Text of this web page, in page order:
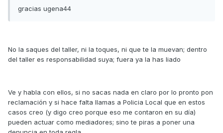
gracias ugena44
No la saques del taller, ni la toques, ni que te la muevan; dentro
del taller es responsabilidad suya; fuera ya la has liado
Ve y habla con ellos, si no sacas nada en claro por lo pronto pon
reclamación y si hace falta llamas a Policia Local que en estos
casos creo (y digo creo porque eso me contaron en su día)
pueden actuar como mediadores; sino te piras a poner una